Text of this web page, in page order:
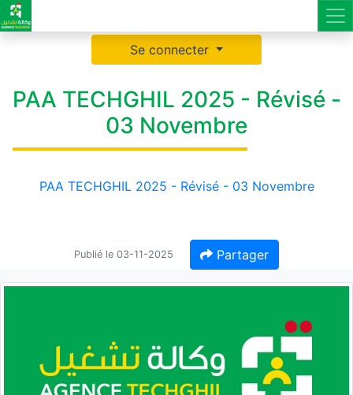
Se connecter
PAA TECHGHIL 2025 - Révisé -
03 Novembre
PAA TECHGHIL 2025 - Révisé - 03 Novembre
Publié le 03-11-2025 Partager